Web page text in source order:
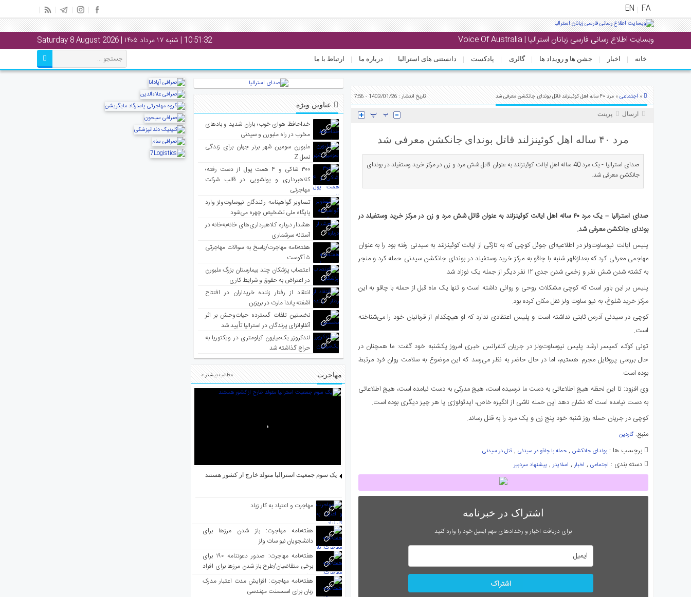
FA
EN
وبسایت اطلاع رسانی فارسی زبانان استرالیا | Voice Of Australia 10:51:33 | شنبه ۱۷ مرداد ۱۴۰۵ | Saturday 8 August 2026
خانه اخبار جشن ها و رویداد ها گالری پادکست دانستنی های استرالیا درباره ما ارتباط با ما
اصلی
خانه
» اجتماعی» مرد ۴۰ ساله اهل کوئینزلند قاتل بوندای جانکشن معرفی شد تاریخ انتشار : 1403/01/26 - 7:56
ارسال پرینت
مرد ۴۰ ساله اهل کوئینزلند قاتل بوندای جانکشن معرفی شد
صدای استرالیا - یک مرد 40 ساله اهل ایالت کوئینزلند به عنوان قاتل شش مرد و زن در مرکز خرید وستفیلد در بوندای
جانکشن معرفی شد.
صدای استرالیا – یک مرد ۴۰ ساله اهل ایالت کوئینزلند به عنوان قاتل شش مرد و زن در مرکز خرید وستفیلد در
بوندای جانکشن معرفی شد.
پلیس ایالت نیوساوت‌ولز در اطلاعیه‌ای جوئل کوچی که به تازگی از ایالت کوئینزلند به سیدنی رفته بود را به عنوان
مهاجمی معرفی کرد که بعدازظهر شنبه با چاقو به مرکز خرید وستفیلد در بوندای جانکشن سیدنی حمله کرد و منجر
به کشته شدن شش نفر و زخمی شدن جدی ۱۲ نفر دیگر از جمله یک نوزاد شد.
پلیس بر این باور است که کوچی مشکلات روحی و روانی داشته است و تنها یک ماه قبل از حمله با چاقو به این
مرکز خرید شلوغ، به نیو ساوت ولز نقل مکان کرده بود.
کوچی در سیدنی آدرس ثابتی نداشته است و پلیس اعتقادی ندارد که او هیچکدام از قربانیان خود را می‌شناخته
است.
تونی کوک، کمیسر ارشد پلیس نیوساوت‌ولز در جریان کنفرانس خبری امروز یکشنبه خود گفت: ما همچنان در
حال بررسی پروفایل مجرم هستیم، اما در حال حاضر به نظر می‌رسد که این موضوع به سلامت روان فرد مرتبط
بوده است.
وی افزود: تا این لحظه هیچ اطلاعاتی به دست ما نرسیده است، هیچ مدرکی به دست نیامده است، هیچ اطلاعاتی
به دست نیامده است که نشان دهد این حمله ناشی از انگیزه خاص، ایدئولوژی یا هر چیز دیگری بوده است.
کوچی در جریان حمله روز شنبه خود پنج زن و یک مرد را به قتل رساند.
منبع: گاردین
برچسب ها : بوندای جانکشن , حمله با چاقو در سیدنی , قتل در سیدنی
دسته بندی : اجتماعی , اخبار, اسلایدر, پیشنهاد سردبیر
اشتراک در خبرنامه
برای دریافت اخبار و رخدادهای مهم ایمیل خود را وارد کنید
اشتراک
عناوین ویژه
خداحافظ هوای خوب؛ باران شدید و بادهای
مخرب در راه ملبورن و سیدنی
ملبورن سومین شهر برتر جهان برای زندگی
نسل Z
۳۰۰ شاکی و ۴ همت پول از دست رفته؛
کلاهبرداری و پولشویی در قالب شرکت
مهاجرتی
تصاویر گواهینامه رانندگان نیوساوت‌ولز وارد
پایگاه ملی تشخیص چهره می‌شود
هشدار درباره کلاهبرداری‌های خانه‌به‌خانه در
آستانه سرشماری
هفته‌نامه مهاجرت/پاسخ به سوالات مهاجرتی
۵ آگوست
اعتصاب پزشکان چند بیمارستان بزرگ ملبورن
در اعتراض به حقوق و شرایط کاری
انتقاد از رفتار زننده خریداران در افتتاح
آشفته پاندا مارت در بریزبن
نخستین تلفات گسترده حیات‌وحش بر اثر
آنفلوانزای پرندگان در استرالیا تأیید شد
لندکروزر یک‌میلیون کیلومتری در ویکتوریا به
حراج گذاشته شد
مهاجرت مطالب بیشتر »
یک سوم جمعیت استرالیا متولد خارج از کشور هستند
مهاجرت و اعتیاد به کار زیاد
هفته‌نامه مهاجرت: باز شدن مرزها برای
دانشجویان نیو سات ولز
هفته‌نامه مهاجرت: صدور دعوتنامه ۱۹۰ برای
برخی متقاضیان/طرح باز شدن مرزها برای افراد
واکسینه شده
هفته‌نامه مهاجرت: افزایش مدت اعتبار مدرک
زبان برای اسسمنت مهندسی